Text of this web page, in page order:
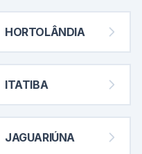
HORTOLÂNDIA
ITATIBA
JAGUARIÚNA